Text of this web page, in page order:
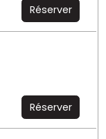
Réserver
Réserver